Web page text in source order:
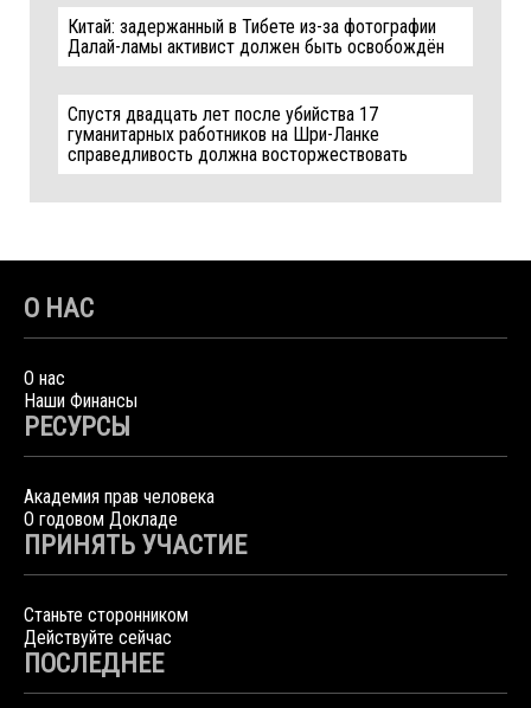
Китай: задержанный в Тибете из-за фотографии
Далай-ламы активист должен быть освобождён
Спустя двадцать лет после убийства 17
гуманитарных работников на Шри-Ланке
справедливость должна восторжествовать
О НАС
О нас
Наши Финансы
РЕСУРСЫ
Академия прав человека
О годовом Докладе
ПРИНЯТЬ УЧАСТИЕ
Станьте сторонником
Действуйте сейчас
ПОСЛЕДНЕЕ